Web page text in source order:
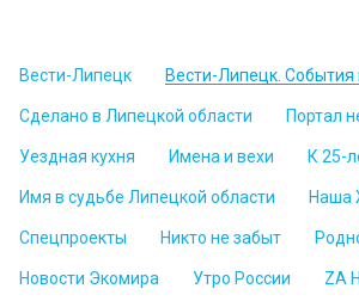
Вести-Липецк Вести-Липецк. События
Сделано в Липецкой области Портал
Уездная кухня Имена и вехи К 25-
Имя в судьбе Липецкой области Наша
Спецпроекты Никто не забыт
Новости Экомира Утро России ZА